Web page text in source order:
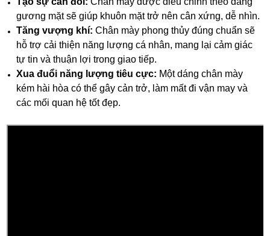
gương mặt sẽ giúp khuôn mặt trở nên cân xứng, dễ nhìn.
Tăng vượng khí: Chân mày phong thủy đúng chuẩn sẽ
hỗ trợ cải thiện năng lượng cá nhân, mang lại cảm giác
tự tin và thuận lợi trong giao tiếp.
Xua đuổi năng lượng tiêu cực: Một dáng chân mày
kém hài hòa có thể gây cản trở, làm mất đi vận may và
các mối quan hệ tốt đẹp.